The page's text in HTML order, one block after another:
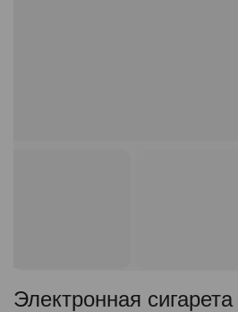
Электронная